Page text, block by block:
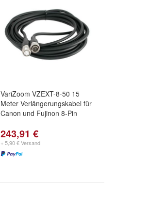
VariZoom VZEXT-8-50 15
Meter Verlängerungskabel für
Canon und Fujinon 8-Pin
243,91 €
+ 5,90 € Versand